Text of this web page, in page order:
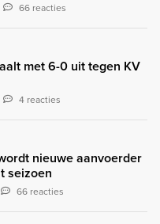
66 reacties
met 6-0 uit tegen KV
4 reacties
nieuwe aanvoerder
seizoen
66 reacties